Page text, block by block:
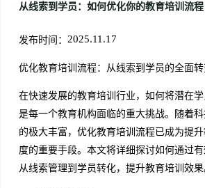
从线索到学员：如何优化你的教育培训流程
发布时间： 2025.11.17
优化教育培训流程：从线索到学员的全面
在快速发展的教育培训行业，如何将潜在
是每一个教育机构面临的重大挑战。随着
的极大丰富，优化教育培训流程已成为提
度的重要手段。本文将详细探讨如何通过有
从线索管理到学员转化，提升教育培训效果